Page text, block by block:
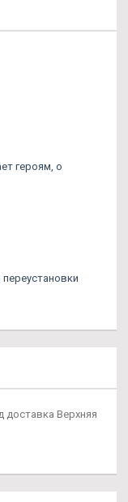
героям, о
доставка Верхняя